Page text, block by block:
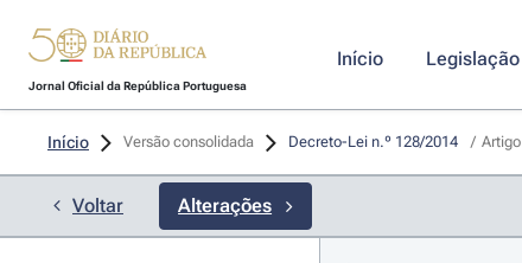
Jornal Oficial da República Portuguesa
Início Legislação
Início Versão consolidada Decreto-Lei n.º 128/2014 /
Voltar Alterações